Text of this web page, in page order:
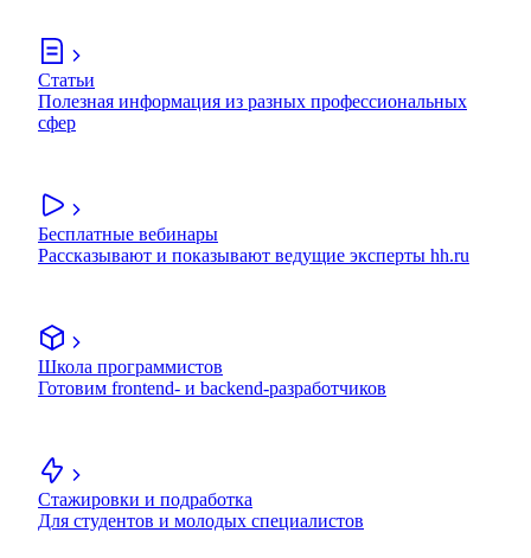
Статьи
Полезная информация из разных профессиональных
сфер
Бесплатные вебинары
Рассказывают и показывают ведущие эксперты hh.ru
Школа программистов
Готовим frontend- и backend-разработчиков
Стажировки и подработка
Для студентов и молодых специалистов